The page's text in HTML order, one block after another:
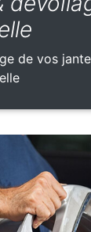
de vos